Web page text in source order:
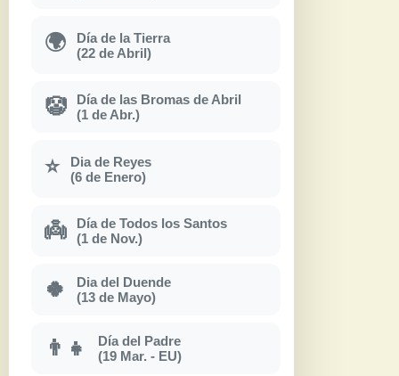
🌍
Día de la Tierra
(22 de Abril)
🤡
Día de las Bromas de Abril
(1 de Abr.)
⭐
Dia de Reyes
(6 de Enero)
👼
Día de Todos los Santos
(1 de Nov.)
🍀
Dia del Duende
(13 de Mayo)
👨‍👧
Día del Padre
(19 Mar. - EU)